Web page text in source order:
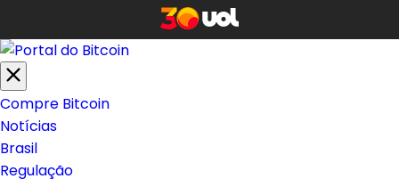
Compre Bitcoin
Notícias
Brasil
Regulação